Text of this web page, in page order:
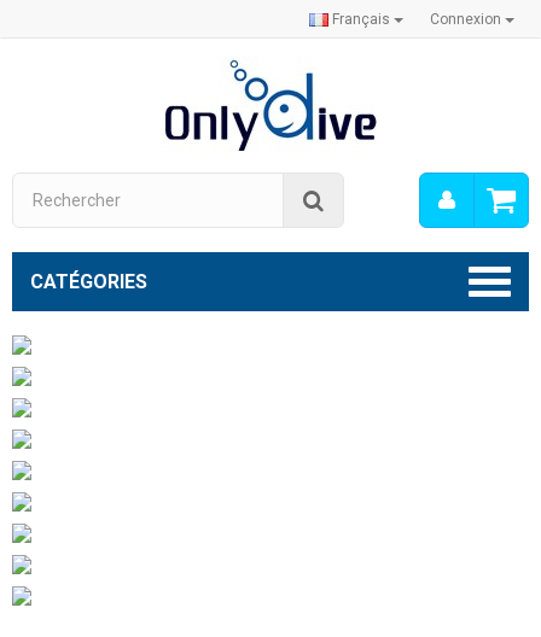
Connexion
Français
Mon
CATÉGORIES